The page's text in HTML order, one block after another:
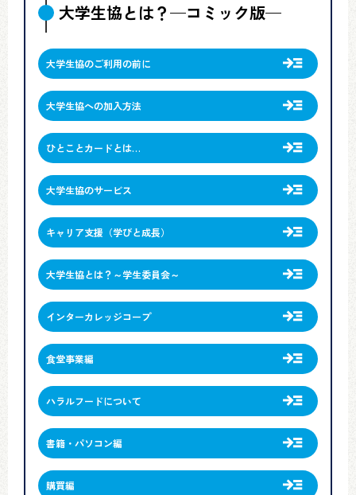
大学生協とは？—コミック版—
大学生協のご利用の前に
大学生協への加入方法
ひとことカードとは…
大学生協のサービス
キャリア支援（学びと成長）
大学生協とは？～学生委員会～
インターカレッジコープ
食堂事業編
ハラルフードについて
書籍・パソコン編
購買編